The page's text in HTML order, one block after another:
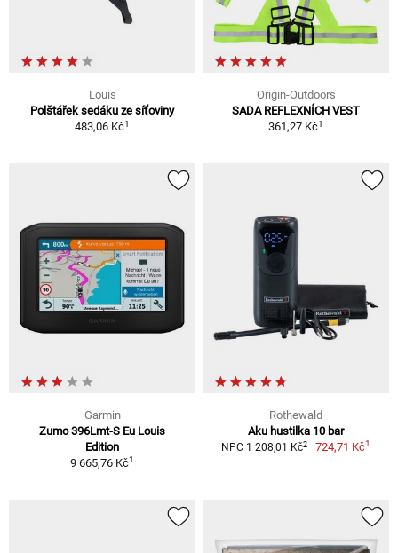
Louis
Polštářek sedáku ze síťoviny
483,06 Kč1
Origin-Outdoors
SADA REFLEXNÍCH VEST
361,27 Kč1
Garmin
Zumo 396Lmt-S Eu Louis
Edition
9 665,76 Kč1
Rothewald
Aku hustilka 10 bar
NPC 1 208,01 Kč2 724,71 Kč1